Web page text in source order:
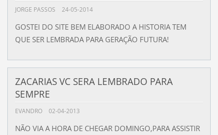
JORGE PASSOS 24-05-2014
GOSTEI DO SITE BEM ELABORADO A HISTORIA TEM
QUE SER LEMBRADA PARA GERAÇÃO FUTURA!
ZACARIAS VC SERA LEMBRADO PARA
SEMPRE
EVANDRO 02-04-2013
NÃO VIA A HORA DE CHEGAR DOMINGO,PARA ASSISTIR